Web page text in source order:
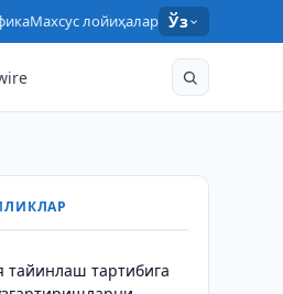
Махсус лойиҳалар Ўз
тайинлаш тартибига